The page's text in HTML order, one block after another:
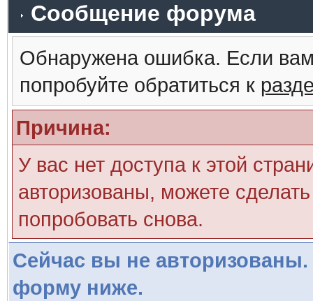
Сообщение форума
Обнаружена ошибка. Если
попробуйте обратиться к
Причина:
У вас нет доступа к этой
авторизованы, можете
попробовать снова.
Сейчас вы не авторизованы.
форму ниже.